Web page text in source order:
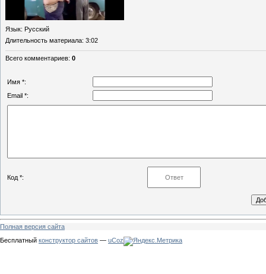
Язык: Русский
Длительность материала: 3:02
Всего комментариев: 0
Имя *:
Email *:
Код *:
Полная версия сайта
Бесплатный конструктор сайтов — uCoz